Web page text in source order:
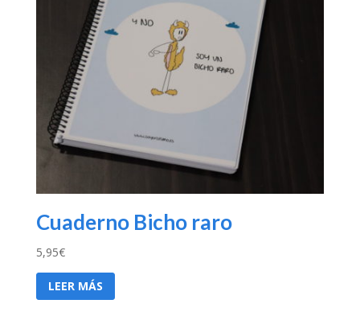
Cuaderno Bicho raro
5,95€
LEER MÁS